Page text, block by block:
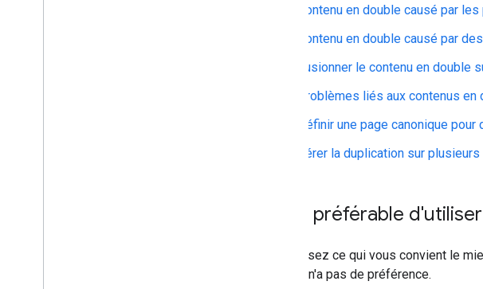
Contenu en double causé par
Contenu en double causé par
Fusionner le contenu en double
Problèmes liés aux contenus
Définir une page canonique
Gérer la duplication sur
Est-il préférable
Choisissez ce qui vous convient le
Google n'a pas de préférence.